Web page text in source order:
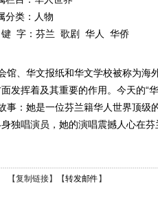
分类：人物
字： 芬兰 歌剧 华人 华侨
、华文报纸和华文学校被称为海
发挥着及其重要的作用。今天的“
事：她是一位芬兰籍华人世界顶级
独唱演员，她的演唱震撼人心在
【复制链接】【转发邮件 】